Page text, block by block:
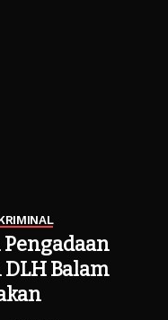
Pengadaan
Balam